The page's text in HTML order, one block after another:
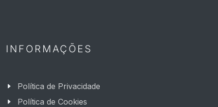
INFORMAÇÕES
Política de Privacidade
Política de Cookies